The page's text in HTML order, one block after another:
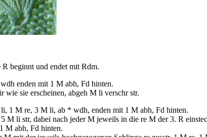
beginnt und endet mit Rdm.
enden mit 1 M abh, Fd hinten.
wie sie erscheinen, abgeh M li verschr str.
1 M re, 3 M li, ab * wdh, enden mit 1 M abh, Fd hinten.
li str, dabei nach jeder M jeweils in die re M der 3. R
M abh, Fd hinten.